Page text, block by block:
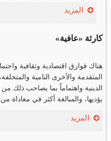
المزيد
كارثة «عافية»
هناك فوارق اقتصادية وثقافية
المتقدمة والأخرى النامية
الدينية واهتماماً بما يصاحب ذلك
يؤديها، والمبالغة أكثر في معاداة
المزيد